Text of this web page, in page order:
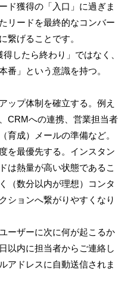
ド獲得の「入口」に過ぎま
リードを最終的なコンバー
繋げることです。
したら終わり」ではなく、
番」という意識を持つ。
ップ体制を確立する。例え
CRMへの連携、営業担当者
育成）メールの準備など。
を最優先する。インスタン
は熱量が高い状態であるこ
（数分以内が理想）コンタ
ションへ繋がりやすくなり
ーザーに次に何が起こるか
以内に担当者からご連絡し
アドレスに自動送信されま